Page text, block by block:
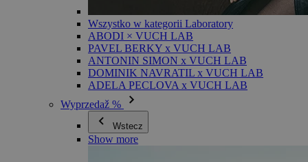
Wszystko w kategorii Laboratory
ABODI × VUCH LAB
PAVEL BERKY x VUCH LAB
ANTONIN SIMON x VUCH LAB
DOMINIK NAVRATIL x VUCH LAB
ADELA PECLOVA x VUCH LAB
Wyprzedaž %
Wstecz
Show more